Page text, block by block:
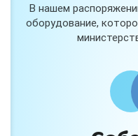
В нашем
оборудование,
спортсменам и
Специальная цена
и расскажем